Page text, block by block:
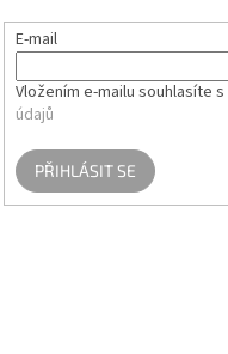
E-mail
Vložením e-mailu souhlasíte s
údajů
PŘIHLÁSIT SE